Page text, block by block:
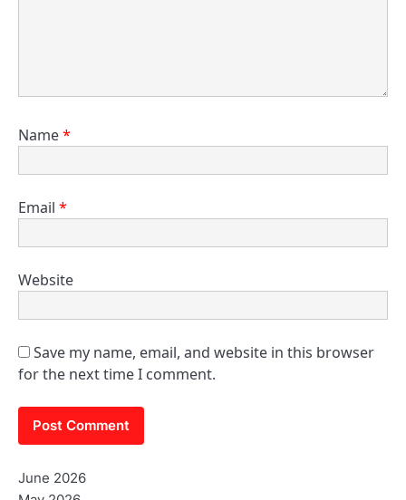
Name*
Email *
Website
Save my name, email, and website in this browser
for the next time I comment.
June 2026